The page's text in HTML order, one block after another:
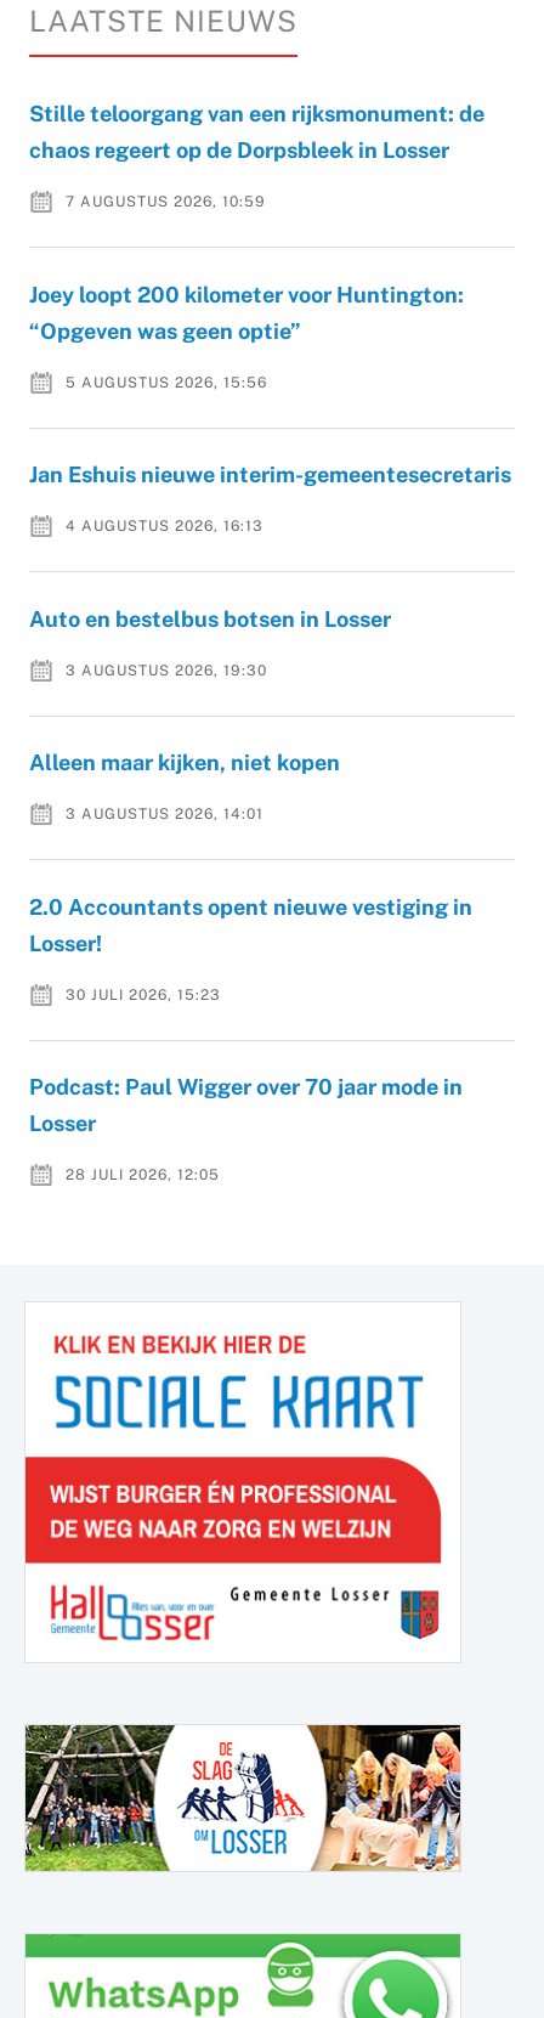
LAATSTE NIEUWS
Stille teloorgang van een rijksmonument: de
chaos regeert op de Dorpsbleek in Losser
7 AUGUSTUS 2026, 10:59
Joey loopt 200 kilometer voor Huntington:
“Opgeven was geen optie”
5 AUGUSTUS 2026, 15:56
Jan Eshuis nieuwe interim-gemeentesecretaris
4 AUGUSTUS 2026, 16:13
Auto en bestelbus botsen in Losser
3 AUGUSTUS 2026, 19:30
Alleen maar kijken, niet kopen
3 AUGUSTUS 2026, 14:01
2.0 Accountants opent nieuwe vestiging in
Losser!
30 JULI 2026, 15:23
Podcast: Paul Wigger over 70 jaar mode in
Losser
28 JULI 2026, 12:05